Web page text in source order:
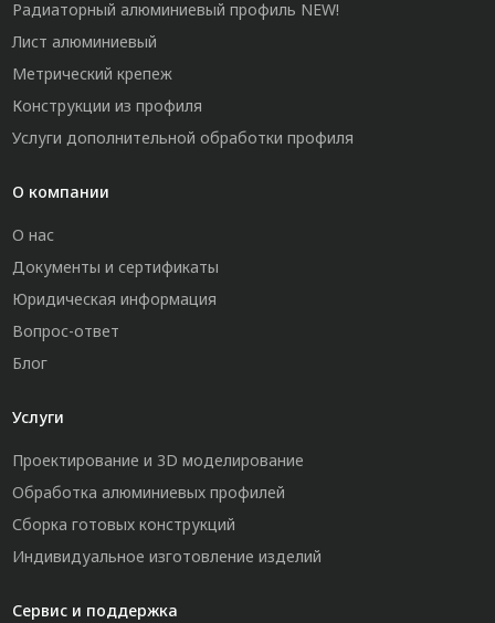
Радиаторный алюминиевый профиль NEW!
Лист алюминиевый
Метрический крепеж
Конструкции из профиля
Услуги дополнительной обработки профиля
О компании
О нас
Документы и сертификаты
Юридическая информация
Вопрос-ответ
Блог
Услуги
Проектирование и 3D моделирование
Обработка алюминиевых профилей
Сборка готовых конструкций
Индивидуальное изготовление изделий
Сервис и поддержка